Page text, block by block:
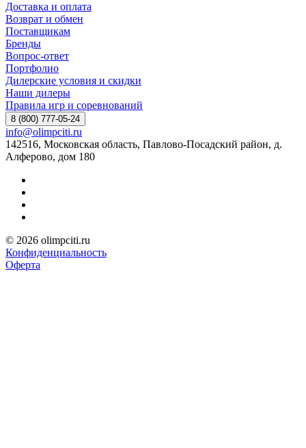
Доставка и оплата
Возврат и обмен
Поставщикам
Бренды
Вопрос-ответ
Портфолио
Дилерские условия и скидки
Наши дилеры
Правила игр и соревнований
8 (800) 777-05-24
info@olimpciti.ru
142516, Московская область, Павлово-Посадский район, д.
Алферово, дом 180
© 2026 olimpciti.ru
Конфиденциальность
Оферта